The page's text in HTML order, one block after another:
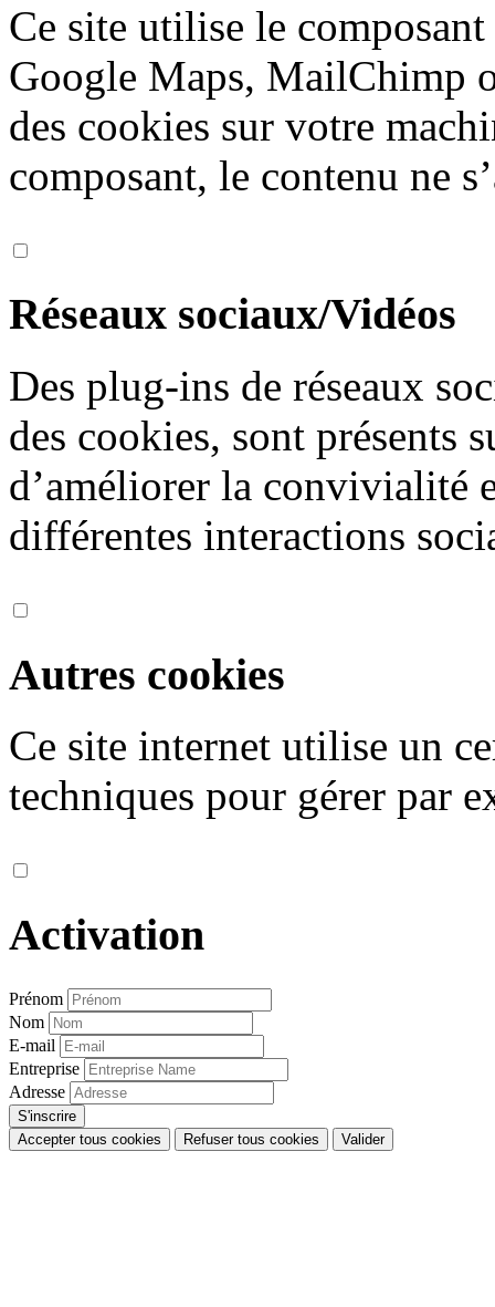
Ce site utilise le
Google Maps, MailChimp
des cookies sur votre
composant, le contenu ne
Réseaux sociaux/Vidéos
Des plug-ins de réseaux
des cookies, sont présents
d’améliorer la convivialité
différentes interactions
Autres cookies
Ce site internet utilise un
techniques pour gérer par
Activation
Prénom
Nom
E-mail
Entreprise
Adresse
Accepter tous cookies Refuser tous cookies Valider